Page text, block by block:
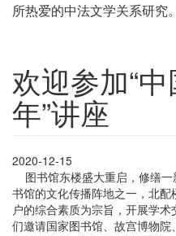
所热爱的中法文学关系研究
欢迎参加“
年”讲座
2020-12-15
图书馆东楼盛大重启，修缮一
书馆的文化传播阵地之一，北
户的综合素质为宗旨，开展学
们邀请国家图书馆、故宫博物